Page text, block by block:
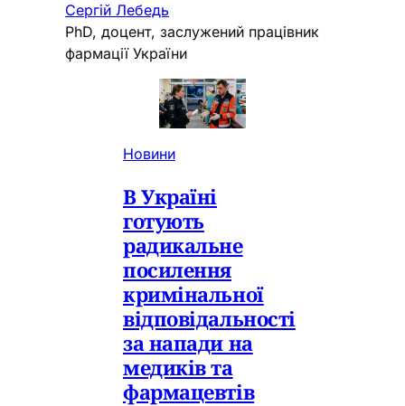
Сергій Лебедь
PhD, доцент, заслужений працівник
фармації України
Новини
В Україні
готують
радикальне
посилення
кримінальної
відповідальності
за напади на
медиків та
фармацевтів